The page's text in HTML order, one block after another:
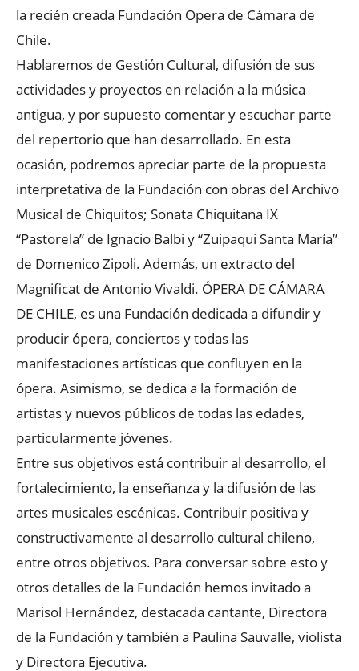
la recién creada Fundación Opera de Cámara de
Chile.
Hablaremos de Gestión Cultural, difusión de sus
actividades y proyectos en relación a la música
antigua, y por supuesto comentar y escuchar parte
del repertorio que han desarrollado. En esta
ocasión, podremos apreciar parte de la propuesta
interpretativa de la Fundación con obras del Archivo
Musical de Chiquitos; Sonata Chiquitana IX
“Pastorela” de Ignacio Balbi y “Zuipaqui Santa María”
de Domenico Zipoli. Además, un extracto del
Magnificat de Antonio Vivaldi. ÓPERA DE CÁMARA
DE CHILE, es una Fundación dedicada a difundir y
producir ópera, conciertos y todas las
manifestaciones artísticas que confluyen en la
ópera. Asimismo, se dedica a la formación de
artistas y nuevos públicos de todas las edades,
particularmente jóvenes.
Entre sus objetivos está contribuir al desarrollo, el
fortalecimiento, la enseñanza y la difusión de las
artes musicales escénicas. Contribuir positiva y
constructivamente al desarrollo cultural chileno,
entre otros objetivos. Para conversar sobre esto y
otros detalles de la Fundación hemos invitado a
Marisol Hernández, destacada cantante, Directora
de la Fundación y también a Paulina Sauvalle, violista
y Directora Ejecutiva.